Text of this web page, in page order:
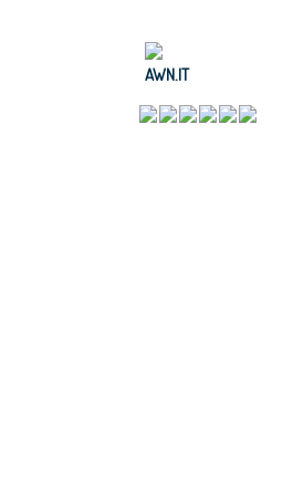
AWN.IT